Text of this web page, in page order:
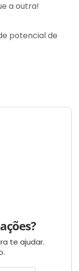
a outra!
potencial de
te ajudar.